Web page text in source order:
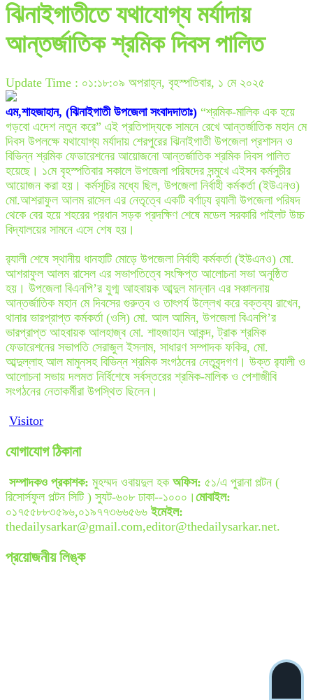
ঝিনাইগাতীতে যথাযোগ্য মর্যাদায়
আন্তর্জাতিক শ্রমিক দিবস পালিত
Update Time : ০১:১৮:০৯ অপরাহ্ন, বৃহস্পতিবার, ১ মে ২০২৫
এম,শাহজাহান, (ঝিনাইগাতী উপজেলা সংবাদদাতাঃ) “শ্রমিক-মালিক এক হয়ে
গড়বো এদেশ নতুন করে” এই প্রতিপাদ্যকে সামনে রেখে আন্তর্জাতিক মহান মে
দিবস উপলক্ষে যথাযোগ্য মর্যাদায় শেরপুরের ঝিনাইগাতী উপজেলা প্রশাসন ও
বিভিন্ন শ্রমিক ফেডারেশনের আয়োজনো আন্তর্জাতিক শ্রমিক দিবস পালিত
হয়েছে। ১মে বৃহস্পতিবার সকালে উপজেলা পরিষদের সন্মুখে এইসব কর্মসুচীর
আয়োজন করা হয়। কর্মসূচির মধ্যে ছিল, উপজেলা নির্বাহী কর্মকর্তা (ইউএনও)
মো.আশরাফুল আলম রাসেল এর নেতৃত্বে একটি বর্ণাঢ্য র্যালী উপজেলা পরিষদ
থেকে বের হয়ে শহরের প্রধান সড়ক প্রদক্ষিণ শেষে মডেল সরকারি পাইলট উচ্চ
বিদ্যালয়ের সামনে এসে শেষ হয়।
র্যালী শেষে স্থানীয় ধানহাটি মোড়ে উপজেলা নির্বাহী কর্মকর্তা (ইউএনও) মো.
আশরাফুল আলম রাসেল এর সভাপতিত্বে সংক্ষিপ্ত আলোচনা সভা অনুষ্ঠিত
হয়। উপজেলা বিএনপি’র যুগ্ম আহবায়ক আব্দুল মান্নান এর সঞ্চালনায়
আন্তর্জাতিক মহান মে দিবসের গুরুত্ব ও তাৎপর্য উল্লেখ করে বক্তব্য রাখেন,
থানার ভারপ্রাপ্ত কর্মকর্তা (ওসি) মো. আল আমিন, উপজেলা বিএনপি’র
ভারপ্রাপ্ত আহবায়ক আলহাজ্ব মো. শাহজাহান আকন্দ, ট্রাক শ্রমিক
ফেডারেশনের সভাপতি সেরাজুল ইসলাম, সাধারণ সম্পাদক ফকির, মো.
আব্দুল্লাহ আল মামুনসহ বিভিন্ন শ্রমিক সংগঠনের নেতৃবৃন্দগণ। উক্ত র্যালী ও
আলোচনা সভায় দলমত নির্বিশেষে সর্বস্তরের শ্রমিক-মালিক ও পেশাজীবি
সংগঠনের নেতাকর্মীরা উপস্থিত ছিলেন।
Visitor
যোগাযোগ ঠিকানা
সম্পাদকও প্রকাশক: মুহম্মদ ওবায়দুল হক অফিস: ৫১/এ পুরানা পল্টন (
রিসোর্সফুল পল্টন সিটি ) স্যুট-৬০৮ ঢাকা--১০০০। মোবাইল:
০১৭৫৫৮৮৩৫৯৬,০১৯৭৭৩৬৬৫৬৬ ইমেইল:
thedailysarkar@gmail.com,editor@thedailysarkar.net.
প্রয়োজনীয় লিঙ্ক